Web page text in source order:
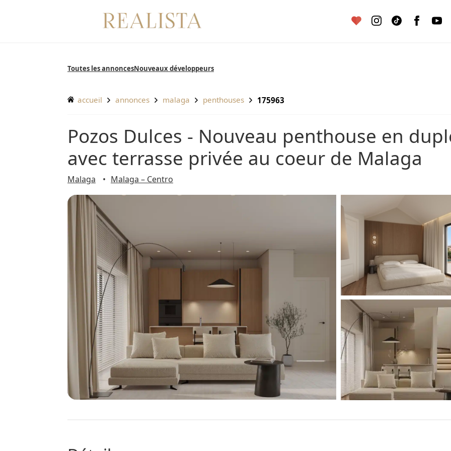
Toutes les annonces Nouveaux développeurs
accueil annonces malaga penthouses 175963
Pozos Dulces - Nouveau penthouse en duplex
avec terrasse privée au coeur de Malaga
Malaga Malaga – Centro